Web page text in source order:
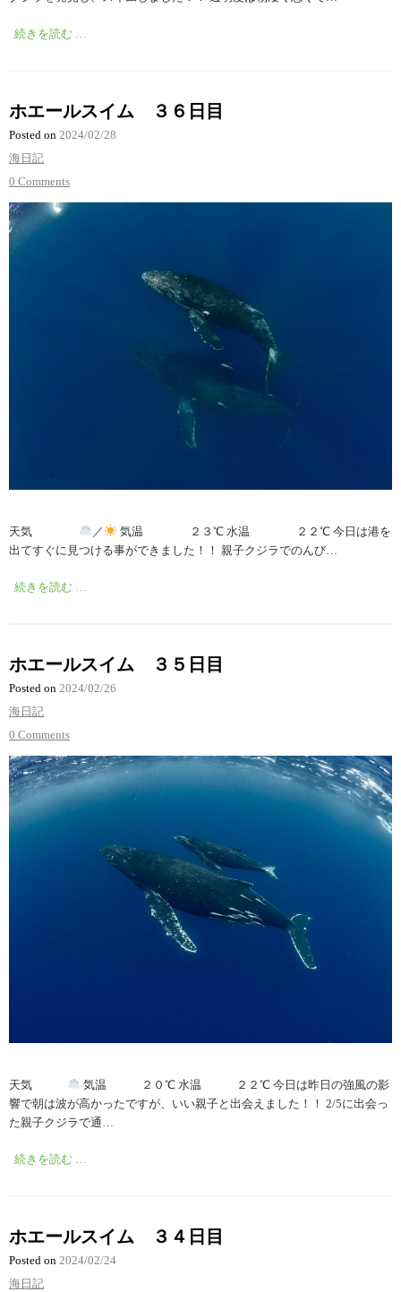
続きを読む …
ホエールスイム ３６日目
Posted on 2024/02/28
海日記
0 Comments
天気 ／
気温 ２３℃ 水温 ２２℃ 今日は港を
出てすぐに見つける事ができました！！ 親子クジラでのんび…
続きを読む …
ホエールスイム ３５日目
Posted on 2024/02/26
海日記
0 Comments
天気
気温 ２０℃ 水温 ２２℃ 今日は昨日の強風の影
響で朝は波が高かったですが、いい親子と出会えました！！ 2/5に出会っ
た親子クジラで通…
続きを読む …
ホエールスイム ３４日目
Posted on 2024/02/24
海日記